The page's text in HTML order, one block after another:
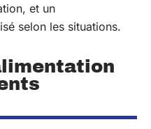
et un
selon les situations.